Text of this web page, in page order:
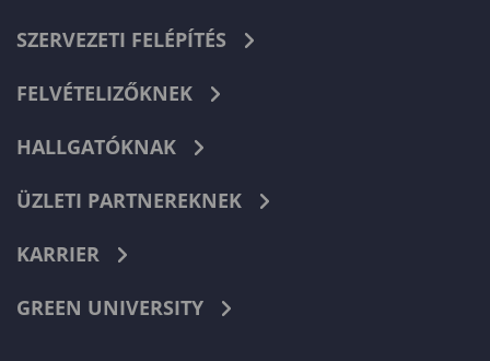
SZERVEZETI FELÉPÍTÉS
FELVÉTELIZŐKNEK
HALLGATÓKNAK
ÜZLETI PARTNEREKNEK
KARRIER
GREEN UNIVERSITY